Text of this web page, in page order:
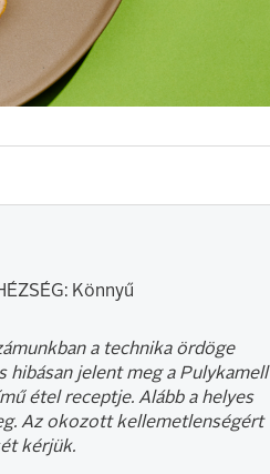
Könnyű
a technika ördöge
hibásan jelent meg a Pulykamell
étel receptje. Alább a helyes
Az okozott kellemetlenségért
kérjük.